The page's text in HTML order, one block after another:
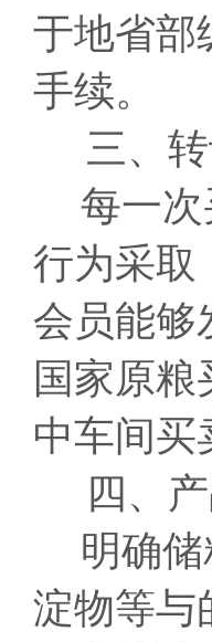
于地省部
手续。
三、
每一
行为采取
会员能够
国家原
中车间买
四、
明确
淀物等与